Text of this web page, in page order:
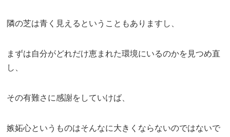
隣の芝は青く見えるということもありますし、
まずは自分がどれだけ恵まれた環境にいるのかを見つめ直
し、
その有難さに感謝をしていけば、
嫉妬心というものはそんなに大きくならないのではないで